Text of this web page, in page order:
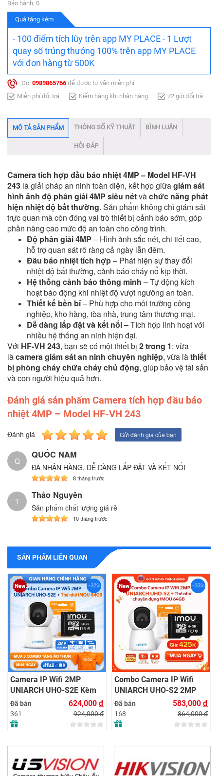
Bảo hành: 0
Quà tặng kèm
- 100 điểm tích lũy trên app MY PLACE - 1 Lượt
quay số trúng thưởng 100% trên app MY PLACE
với đơn hàng từ 500K
Gọi 0989865766 để được tư vấn miễn phí
Miễn phí đổi trả
Kiểm hàng khi nhận hàng 72 giờ đổi trả
MÔ TẢ SẢN PHẨM THÔNG SỐ KỸ THUẬT BÌNH LUẬN
HỎI ĐÁP
Camera tích hợp đầu báo nhiệt 4MP – Model HF-VH
243 là giải pháp an ninh toàn diện, kết hợp giữagiám sát
hình ảnh độ phân giải 4MP siêu nétvàchức năng phát
hiện nhiệt độ bất thường. Sản phẩm không chỉ giám sát
trực quan mà còn đóng vai trò thiết bị cảnh báo sớm, góp
phần nâng cao mức độ an toàn cho công trình.
Độ phân giải 4MP – Hình ảnh sắc nét, chi tiết cao,
hỗ trợ quan sát rõ ràng cả ngày lẫn đêm.
Đầu báo nhiệt tích hợp– Phát hiện sự thay đổi
nhiệt độ bất thường, cảnh báo cháy nổ kịp thời.
Hệ thống cảnh báo thông minh – Tự động kích
hoạt báo động khi nhiệt độ vượt ngưỡng an toàn.
Thiết kế bền bỉ– Phù hợp cho môi trường công
nghiệp, kho hàng, tòa nhà, trung tâm thương mại.
Dễ dàng lắp đặt và kết nối– Tích hợp linh hoạt với
nhiều hệ thống an ninh hiện đại.
Với HF-VH 243, bạn sẽ có một thiết bị 2 trong 1: vừa
làcamera giám sát an ninh chuyên nghiệp, vừa làthiết
bị phòng cháy chữa cháy chủ động, giúp bảo vệ tài sản
và con người hiệu quả hơn.
Đánh giá sản phẩm Camera tích hợp đầu báo
nhiệt 4MP – Model HF-VH 243
Đánh giá Gửi đánh giá của bạn
Q
QUỐC NAM
ĐÃ NHẬN HÀNG, DỄ DÀNG LẮP ĐẶT VÀ KẾT NỐI
8 tháng trước
T
Thảo Nguyên
Sản phẩm chất lượng giá rẻ
10 tháng trước
SẢN PHẨM LIÊN QUAN
-32%
Camera IP Wifi 2MP
UNIARCH UHO-S2E Kèm
Thẻ Nhớ IMOU 64GB |
Xem Từ Xa | Dễ Lắp Đặt
Đã bán
361
624,000 đ
924,000đ
-33%
Combo Camera IP Wifi
UNIARCH UHO-S2 2MP
Kèm Thẻ Nhớ IMOU 64GB
| Phù Hợp Nhà & Cửa Hàng
Đã bán
168
583,000 đ
864,000đ